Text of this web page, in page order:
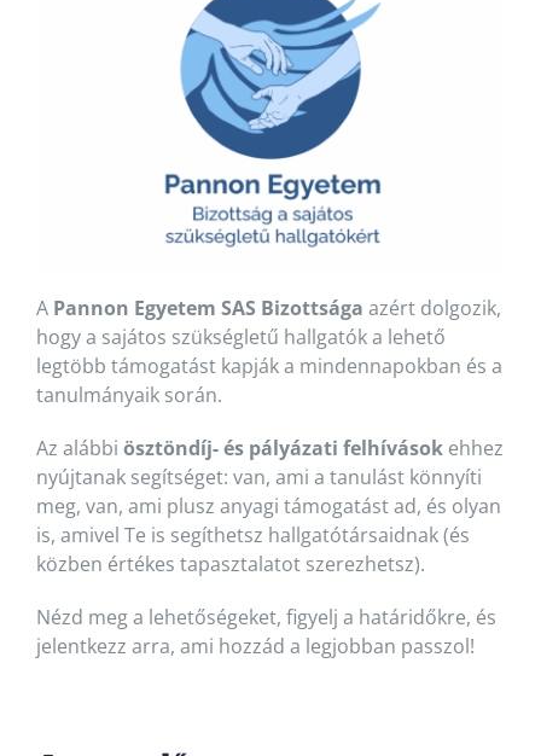
A Pannon Egyetem SAS Bizottsága azért dolgozik,
hogy a sajátos szükségletű hallgatók a lehető
legtöbb támogatást kapják a mindennapokban és a
tanulmányaik során.
Az alábbi ösztöndíj- és pályázati felhívásokehhez
nyújtanak segítséget: van, ami a tanulást könnyíti
meg, van, ami plusz anyagi támogatást ad, és olyan
is, amivel Te is segíthetsz hallgatótársaidnak (és
közben értékes tapasztalatot szerezhetsz).
Nézd meg a lehetőségeket, figyelj a határidőkre, és
jelentkezz arra, ami hozzád a legjobban passzol!